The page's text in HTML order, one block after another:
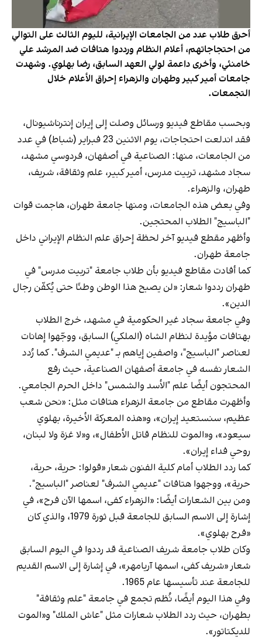
أحرق طلاب عدد من الجامعات الإيرانية، لليوم الثالث على التوالي
من احتجاجاتهم، أعلام النظام ورددوا هتافات ضد المرشد علي
خامنئي، وأخرى داعمة لولي العهد السابق، رضا بهلوي. وشهدت
جامعات أمير كبير وطهران والزهراء إحراق الأعلام خلال
التجمعات.
وبحسب مقاطع فيديو ورسائل وصلت إلى إيران إنترناشيونال،
فقد اندلعت احتجاجات، يوم الاثنين 23 فبراير (شباط) في عدد
من الجامعات، منها: الصناعية في أصفهان، فردوسي مشهد،
سجاد مشهد، تربيت مدرس، أمير كبير، علم وثقافة، شريف،
طهران، والزهراء.
وفي بعض هذه الجامعات، ومنها جامعة طهران، هاجمت قوات
"الباسيج" الطلاب المحتجين.
وأظهر مقطع فيديو آخر لحظة إحراق علم النظام الإيراني داخل
جامعة طهران.
كما أفادت مقاطع فيديو بأن طلاب جامعة "تربيت مدرس" في
طهران رددوا شعار: «لن يصبح هذا الوطن وطنًا حتى يُكفّن رجال
الدين».
وفي جامعة سجاد غير الحكومية في مشهد، خرج الطلاب
بهتافات مؤيدة لنظام الشاه (الملكي) السابق، ووجّهوا إهانات
لعناصر "الباسيج"، واصفين إياهم بـ "عديمي الشرف". كما رُدد
الشعار نفسه في جامعة أصفهان الصناعية، حيث رفع
المحتجون أيضًا علم "الأسد والشمس" داخل الحرم الجامعي.
وأظهرت مقاطع من جامعة الزهراء هتافات مثل: «نحن شعب
عظيم، سنستعيد إيران»، و«هذه المعركة الأخيرة، بهلوي
سيعود»، و«الموت للنظام قاتل الأطفال»، و«لا غزة ولا لبنان،
روحي فداء إيران».
كما ردد الطلاب أمام كلية الفنون شعار «قولوا: حرية، حرية،
حرية»، ووجهوا هتافات "عديمي الشرف" لعناصر "الباسيج".
ومن بين الشعارات أيضًا: «الزهراء كفى، اسمها الآن فرح»، في
إشارة إلى الاسم السابق للجامعة قبل ثورة 1979، والذي كان
«فرح بهلوي».
وكان طلاب جامعة شريف الصناعية قد رددوا في اليوم السابق
شعار «شريف كفى، اسمها آريامهر»، في إشارة إلى الاسم القديم
للجامعة عند تأسيسها عام 1965.
وفي هذا اليوم أيضًا، نُظم تجمع في جامعة "علم وثقافة"
بطهران، حيث ردد الطلاب شعارات مثل "عاش الملك" و«الموت
للديكتاتور».